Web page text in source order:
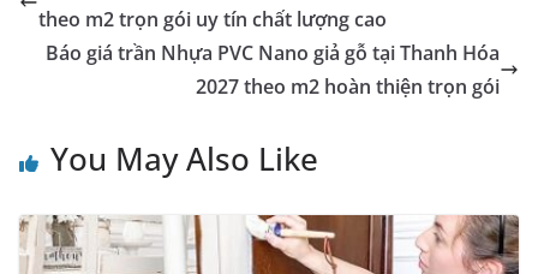
theo m2 trọn gói uy tín chất lượng cao
Báo giá trần Nhựa PVC Nano giả gỗ tại Thanh Hóa
2027 theo m2 hoàn thiện trọn gói
You May Also Like